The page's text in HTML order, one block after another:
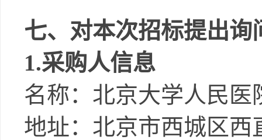
七、对本次招标提出
1.采购人信息
名称： 北京大学人民医
地址： 北京市西城区西